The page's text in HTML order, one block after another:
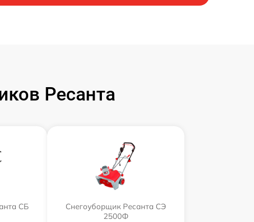
Ресанта
СБ
Снегоуборщик Ресанта СЭ
2500Ф